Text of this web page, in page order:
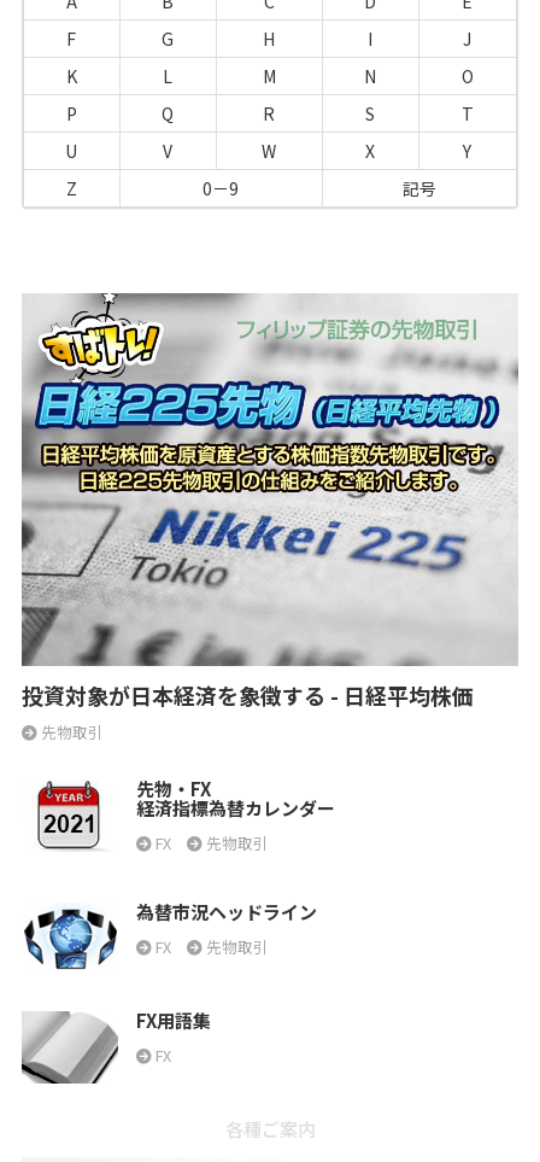
F
G H I
J
K
L M N
O
P
Q R S
T
U
V W X
Y
Z
0－9 記号
投資対象が日本経済を象徴する - 日経平均株価
先物取引
先物・FX
経済指標為替カレンダー
FX 先物取引
為替市況ヘッドライン
FX 先物取引
FX用語集
FX
各種ご案内